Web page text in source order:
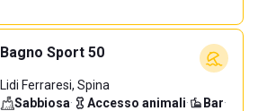
Bagno Sport 50
Lidi Ferraresi, Spina
Sabbiosa· Accesso animali· Bar·